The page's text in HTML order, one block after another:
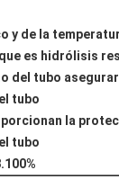
y de la
es hidrólisis
del tubo
tubo
la
tubo